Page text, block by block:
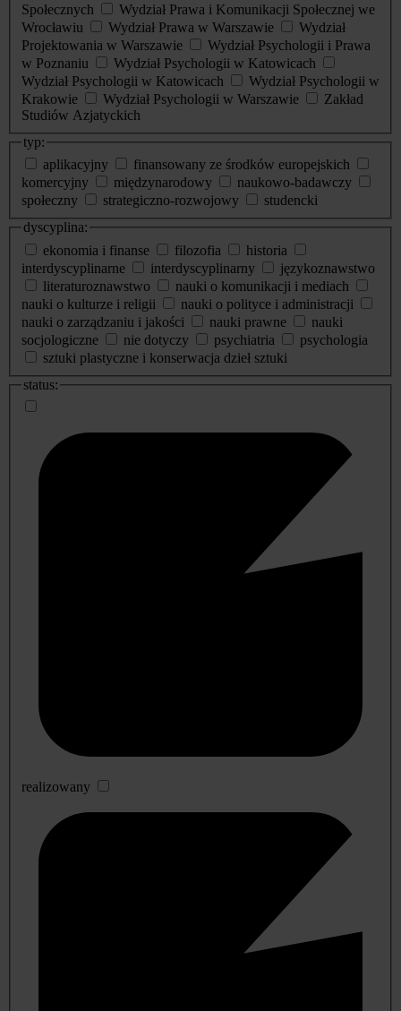
Społecznych
Wydział Prawa i Komunikacji Społecznej we
Wrocławiu
Wydział Prawa w Warszawie
Wydział
Projektowania w Warszawie
Wydział Psychologii i Prawa
w Poznaniu
Wydział Psychologii w Katowicach
Wydział Psychologii w Katowicach
Wydział Psychologii w
Krakowie
Wydział Psychologii w Warszawie
Zakład
Studiów Azjatyckich
typ:
aplikacyjny
finansowany ze środków europejskich
komercyjny
międzynarodowy
naukowo-badawczy
społeczny
strategiczno-rozwojowy
studencki
dyscyplina:
ekonomia i finanse
filozofia
historia
interdyscyplinarne
interdyscyplinarny
językoznawstwo
literaturoznawstwo
nauki o komunikacji i mediach
nauki o kulturze i religii
nauki o polityce i administracji
nauki o zarządzaniu i jakości
nauki prawne
nauki
socjologiczne
nie dotyczy psychiatria
psychologia
sztuki plastyczne i konserwacja dzieł sztuki
status:
realizowany